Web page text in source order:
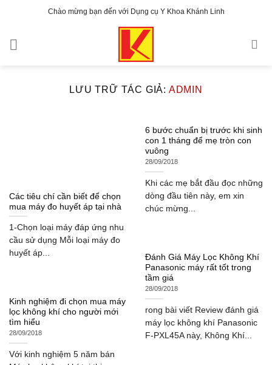
nội
dung
Chào mừng bạn đến với Dụng cụ Y Khoa Khánh Linh
LƯU TRỮ TÁC GIẢ: ADMIN
Các tiêu chí cần biết để chọn
mua máy đo huyết áp tại nhà
1-Chọn loại máy đáp ứng nhu
cầu sử dụng Mỗi loại máy đo
huyết áp...
6 bước chuẩn bị trước khi sinh
con 1 tháng để mẹ tròn con
vuông
28/09/2018
Khi các mẹ bắt đầu đọc những
dòng đầu tiên này, em xin
chúc mừng...
Đánh Giá Máy Lọc Không Khí
Panasonic máy rất tốt trong
tầm giá
28/09/2018
rong bài viết Review đánh giá
máy lọc không khí Panasonic
F-PXL45A này, Không Khí...
Kinh nghiệm đi chọn mua máy
lọc không khí cho người mới
tìm hiểu
28/09/2018
Với kinh nghiệm 5 năm bán